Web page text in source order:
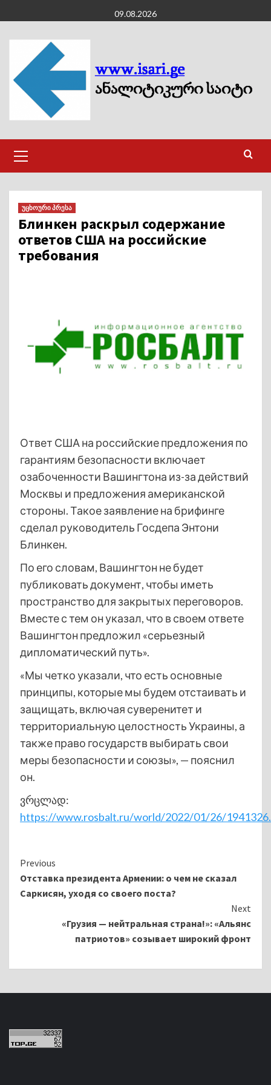
to
content
09.08.2026
Menu
უცხოური პრესა
Блинкен раскрыл содержание
ответов США на российские
требования
Ответ США на российские предложения по
гарантиям безопасности включает
озабоченности Вашингтона из-за действий
Москвы и предложения американской
стороны. Такое заявление на брифинге
сделал руководитель Госдепа Энтони
Блинкен.
По его словам, Вашингтон не будет
публиковать документ, чтобы иметь
пространство для закрытых переговоров.
Вместе с тем он указал, что в своем ответе
Вашингтон предложил «серьезный
дипломатический путь».
«Мы четко указали, что есть основные
принципы, которые мы будем отстаивать и
защищать, включая суверенитет и
территориальную целостность Украины, а
также право государств выбирать свои
меры безопасности и союзы», — пояснил
он.
ვრცლად:
https://www.rosbalt.ru/world/2022/01/26/
Continue
Reading
Previous
Отставка президента Армении: о чем не сказал
Саркисян, уходя со своего поста?
Next
«Грузия — нейтральная страна!»: «Альянс
патриотов» созывает широкий фронт